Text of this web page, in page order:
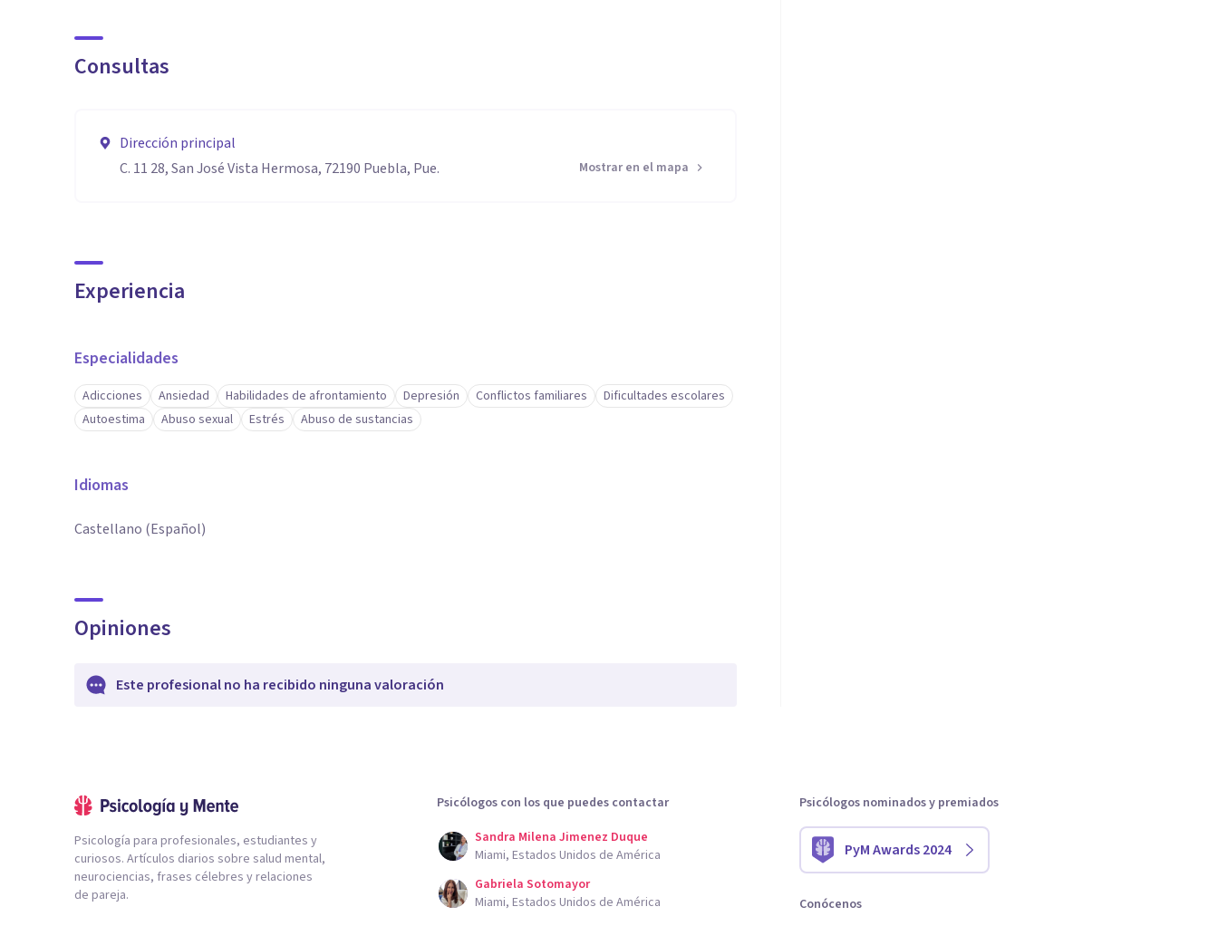
Consultas
Dirección principal
C. 11 28, San José Vista Hermosa, 72190 Puebla, Pue.
Mostrar en el mapa
Experiencia
Especialidades
Adicciones Ansiedad Habilidades de afrontamiento Depresión Conflictos familiares
Dificultades escolares
Autoestima
Abuso sexual Estrés Abuso de sustancias
Idiomas
Castellano (Español)
Opiniones
Este profesional no ha recibido ninguna valoración
Psicología para profesionales, estudiantes y
curiosos. Artículos diarios sobre salud mental,
neurociencias, frases célebres y relaciones
de pareja.
Psicólogos con los que puedes contactar
Sandra Milena Jimenez Duque
Miami, Estados Unidos de América
Gabriela Sotomayor
Miami, Estados Unidos de América
Psicólogos nominados y premiados
PyM Awards 2024
Conócenos